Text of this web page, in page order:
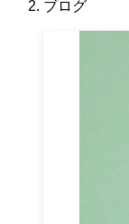
ブログ